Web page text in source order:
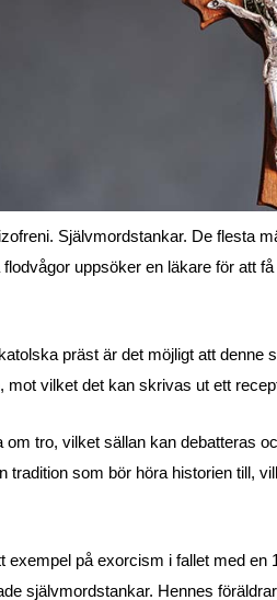
Självmordstankar. De flesta
uppsöker en läkare för att
präst är det möjligt att denne
mot vilket det kan skrivas ut ett
om tro, vilket sällan kan debatteras
tradition som bör höra historien till,
exempel på exorcism i fallet med en
självmordstankar. Hennes